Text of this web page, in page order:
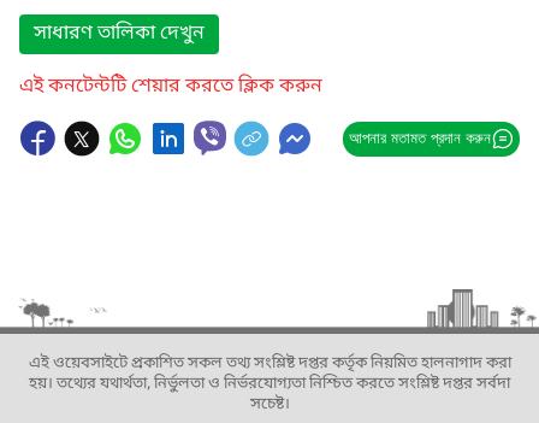
সাধারণ তালিকা দেখুন
এই কনটেন্টটি শেয়ার করতে ক্লিক করুন
আপনার মতামত প্রদান করুন
এই ওয়েবসাইটে প্রকাশিত সকল তথ্য সংশ্লিষ্ট দপ্তর কর্তৃক নিয়মিত হালনাগাদ করা
হয়। তথ্যের যথার্থতা, নির্ভুলতা ও নির্ভরযোগ্যতা নিশ্চিত করতে সংশ্লিষ্ট দপ্তর সর্বদা
সচেষ্ট।